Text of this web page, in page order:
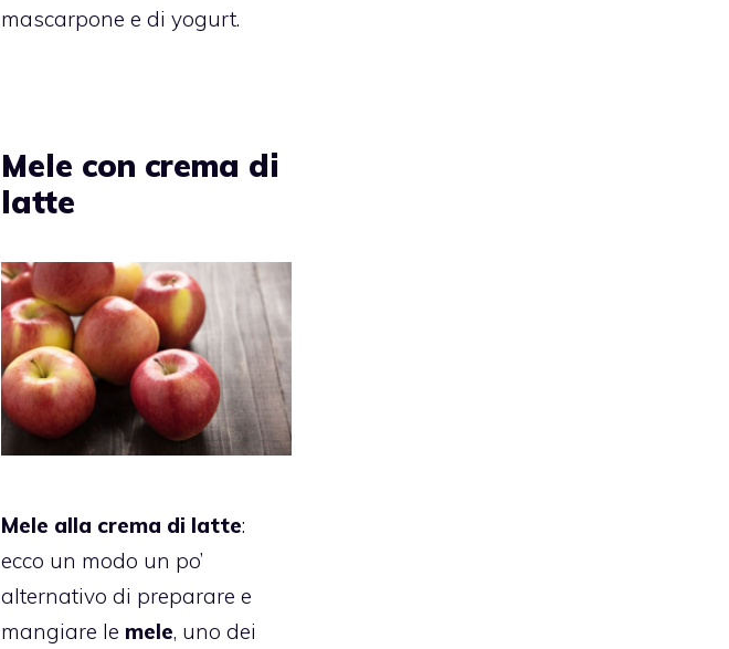
mascarpone e di yogurt.
Mele con crema di
latte
Mele alla crema di latte:
ecco un modo un po’
alternativo di preparare e
mangiare le mele, uno dei